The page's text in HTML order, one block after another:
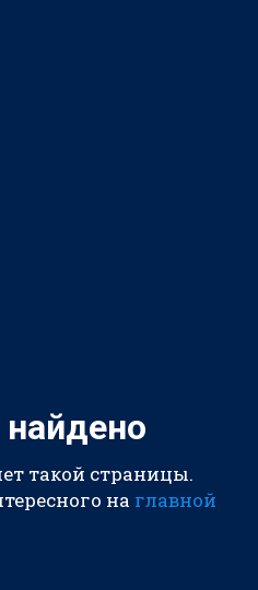
такой страницы.
на главной